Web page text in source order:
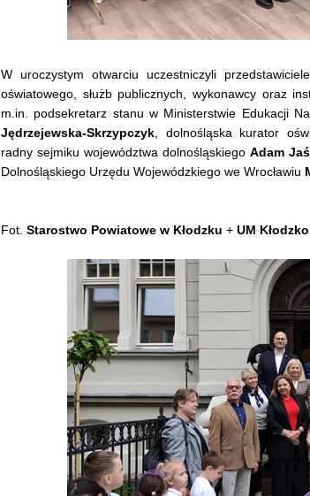
W uroczystym otwarciu uczestniczyli
oświatowego, służb publicznych, wykonawcy oraz
m.in. podsekretarz stanu w Ministerstwie Edukacji
Jędrzejewska-Skrzypczyk , dolnośląska kurator
radny sejmiku województwa dolnośląskiego Adam
Dolnośląskiego Urzędu Wojewódzkiego we Wrocławiu
Fot. Starostwo Powiatowe w Kłodzku + UM Kłodzko